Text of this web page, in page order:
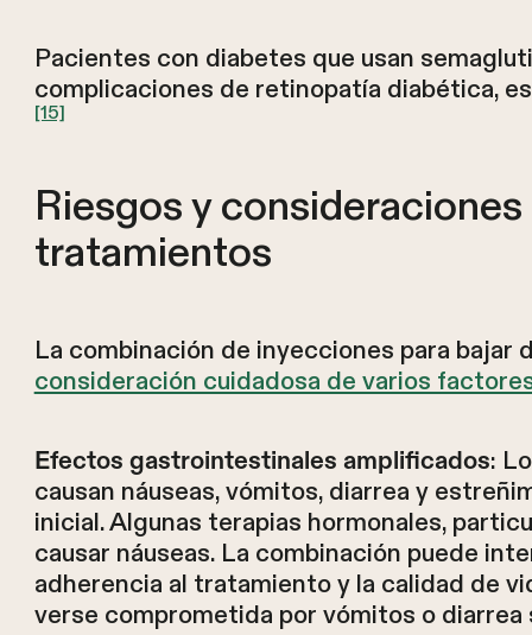
Pacientes con diabetes que usan
complicaciones de retinopatía diabética,
[15]
Riesgos y
tratamientos
La combinación de inyecciones para bajar
consideración cuidadosa de varios
Efectos gastrointestinales amplificados:
causan náuseas, vómitos, diarrea y
inicial. Algunas terapias hormonales,
causar náuseas. La combinación puede
adherencia al tratamiento y la calidad de
verse comprometida por vómitos o diarrea